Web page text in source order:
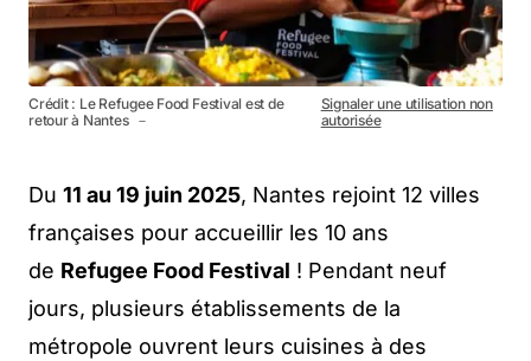
Crédit : Le Refugee Food Festival est de
retour à Nantes －
Signaler une utilisation non
autorisée
Du 11 au 19 juin 2025, Nantes rejoint 12 villes
françaises pour accueillir les 10 ans
de Refugee Food Festival ! Pendant neuf
jours, plusieurs établissements de la
métropole ouvrent leurs cuisines à des